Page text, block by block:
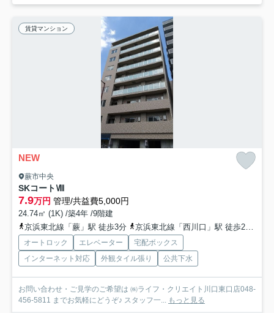
賃貸マンション
NEW
蕨市中央
SKコートⅧ
7.9万円 管理/共益費5,000円
24.74㎡ (1K) /築4年 /9階建
京浜東北線「蕨」駅 徒歩3分
京浜東北線「西川口」駅 徒歩26分
オートロック エレベーター
宅配ボックス
インターネット対応
外観タイル張り 公共下水
お問い合わせ・ご見学のご希望は ㈱ライフ・クリエイト川口東口店048-
456-5811 までお気軽にどうぞ♪ スタッフ一... もっと見る